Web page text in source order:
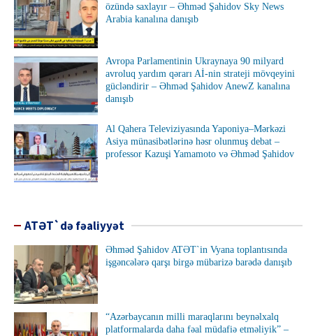
özündə saxlayır – Əhməd Şahidov Sky News
Arabia kanalına danışıb
Avropa Parlamentinin Ukraynaya 90 milyard
avroluq yardım qərarı Aİ-nin strateji mövqeyini
gücləndirir – Əhməd Şahidov AnewZ kanalına
danışıb
Al Qahera Televiziyasında Yaponiya–Mərkəzi
Asiya münasibətlərinə həsr olunmuş debat –
professor Kazuşi Yamamoto və Əhməd Şahidov
ATƏT`də fəaliyyət
Əhməd Şahidov ATƏT`in Vyana toplantısında
işgəncələrə qarşı birgə mübarizə barədə danışıb
“Azərbaycanın milli maraqlarını beynəlxalq
platformalarda daha fəal müdafiə etməliyik” –